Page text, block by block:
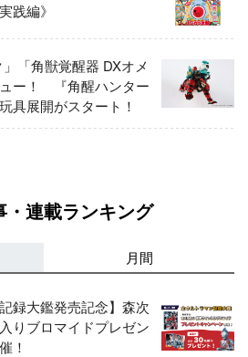
践編》
」「角獣覚醒器 DXオメ
ー！ 『角醒ハンター
具展開がスタート！
・連載ランキング
月間
録大鑑発売記念】森次
りブロマイドプレゼン
！